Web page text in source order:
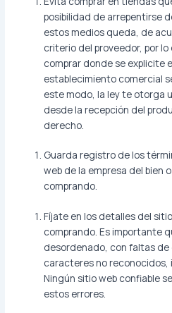
posibilidad de arrepentirse
estos medios queda, de
criterio del proveedor, por
comprar donde se explicite
establecimiento comercial
este modo, la ley te otorga
desde la recepción del
derecho.
Guarda registro de los
web de la empresa del bien
comprando.
Fíjate en los detalles del
comprando. Es importante
desordenado, con faltas
caracteres no reconocidos,
Ningún sitio web confiable
estos errores.